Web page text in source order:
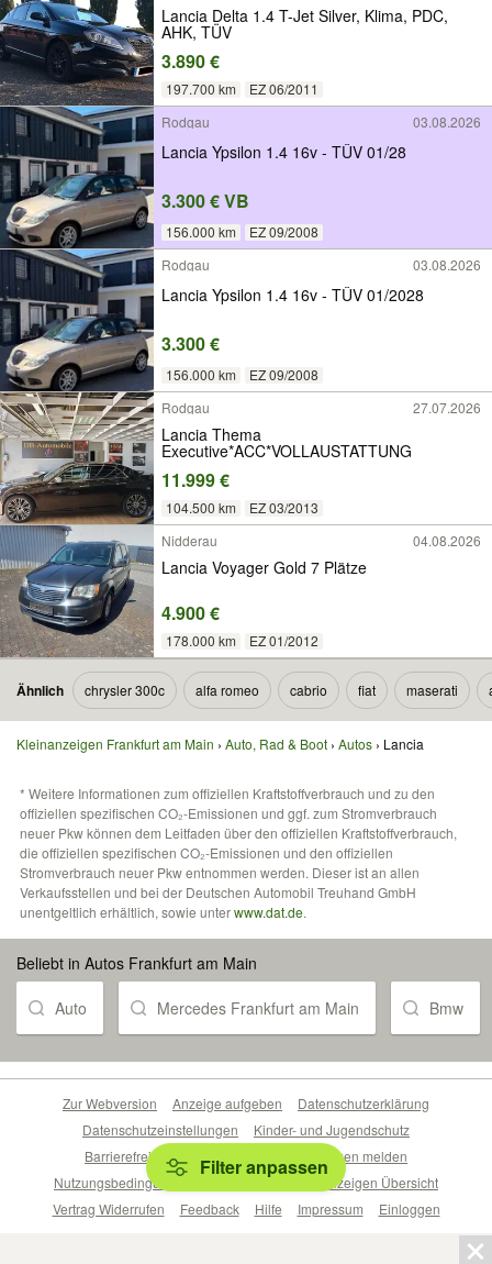
Lancia Delta 1.4 T-Jet Silver, Klima, PDC,
AHK, TÜV
3.890 €
197.700 km
EZ 06/2011
Rodgau
03.08.2026
Lancia Ypsilon 1.4 16v - TÜV 01/28
3.300 € VB
156.000 km
EZ 09/2008
Rodgau
03.08.2026
Lancia Ypsilon 1.4 16v - TÜV 01/2028
3.300 €
156.000 km
EZ 09/2008
Rodgau
27.07.2026
Lancia Thema
Executive*ACC*VOLLAUSTATTUNG
11.999 €
104.500 km
EZ 03/2013
Nidderau
04.08.2026
Lancia Voyager Gold 7 Plätze
4.900 €
178.000 km EZ 01/2012
Ähnlich chrysler 300c alfa romeo cabrio fiat maserati
Kleinanzeigen Frankfurt am Main Auto, Rad & Boot Autos Lancia
* Weitere Informationen zum offiziellen Kraftstoffverbrauch und zu den
offiziellen spezifischen CO₂-Emissionen und ggf. zum Stromverbrauch
neuer Pkw können dem Leitfaden über den offiziellen Kraftstoffverbrauch,
die offiziellen spezifischen CO₂-Emissionen und den offiziellen
Stromverbrauch neuer Pkw entnommen werden. Dieser ist an allen
Verkaufsstellen und bei der Deutschen Automobil Treuhand GmbH
unentgeltlich erhältlich, sowie unterwww.dat.de.
Beliebt in Autos Frankfurt am Main
Auto Mercedes Frankfurt am Main Bmw
Filter anpassen
Zur Webversion Anzeige aufgeben
Datenschutzerklärung
Datenschutzeinstellungen
Kinder- und Jugendschutz
Barrierefreiheitserklärung
Sicherheitslücken melden
Nutzungsbedingungen
Beliebte Suchen
Anzeigen Übersicht
Vertrag Widerrufen
Feedback Hilfe Impressum Einloggen